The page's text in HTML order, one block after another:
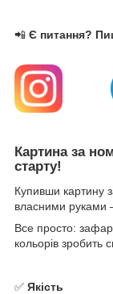
📲 Є питання?
Картина за
старту!
Купивши картину
власними руками
Все просто:
кольорів зробить
✅ Якість